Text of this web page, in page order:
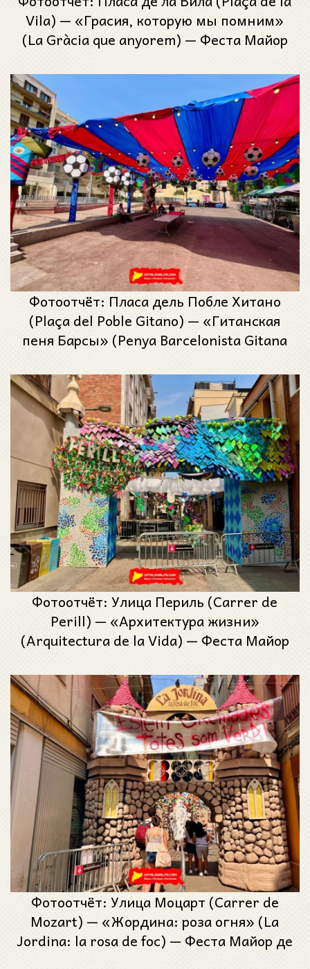
Vila) — «Грасия, которую мы помним»
(La Gràcia que anyorem) — Феста Майор
2025)
Фотоотчёт: Пласа дель Побле Хитано
(Plaça del Poble Gitano) — «Гитанская
пеня Барсы» (Penya Barcelonista Gitana
2025 (Festa Major de Gràcia 2025)
Фотоотчёт: Улица Периль (Carrer de
Perill) — «Архитектура жизни»
(Arquitectura de la Vida) — Феста Майор
2025)
Фотоотчёт: Улица Моцарт (Carrer de
Mozart) — «Жордина: роза огня» (La
Jordina: la rosa de foc) — Феста Майор де